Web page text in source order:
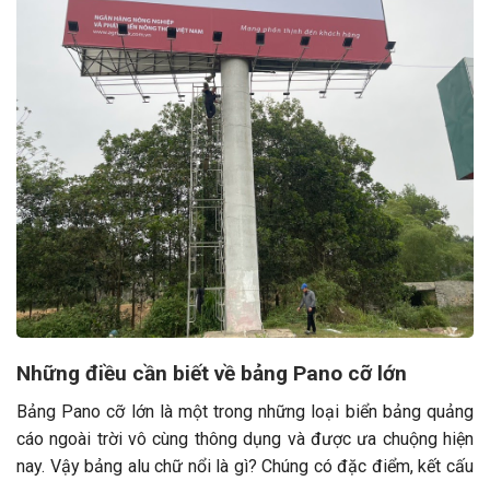
Những điều cần biết về bảng Pano cỡ lớn
Bảng Pano cỡ lớn là một trong những loại biển bảng quảng
cáo ngoài trời vô cùng thông dụng và được ưa chuộng hiện
nay. Vậy bảng alu chữ nổi là gì? Chúng có đặc điểm, kết cấu